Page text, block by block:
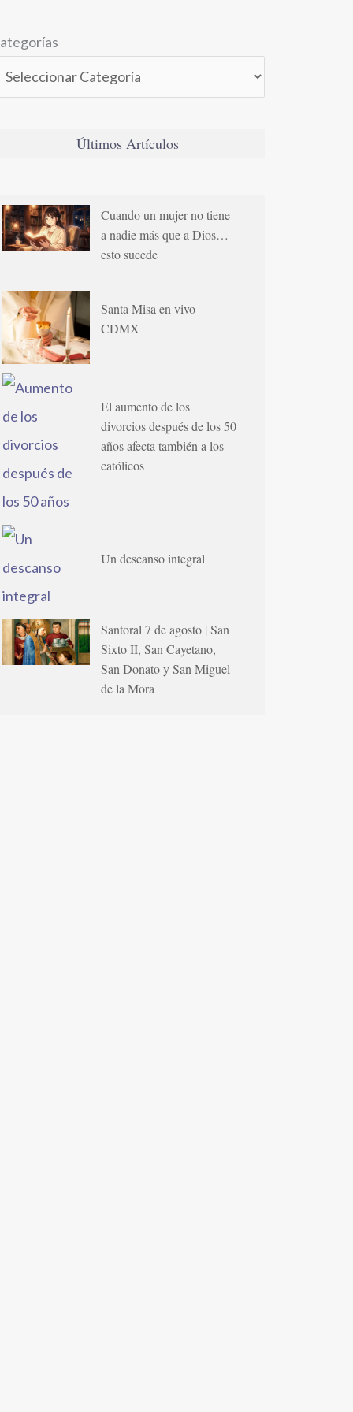
Últimos Artículos
Cuando un mujer no tiene
a nadie más que a Dios…
esto sucede
Santa Misa en vivo
CDMX
El aumento de los
divorcios después de los 50
años afecta también a los
católicos
Un descanso integral
Santoral 7 de agosto | San
Sixto II, San Cayetano,
San Donato y San Miguel
de la Mora